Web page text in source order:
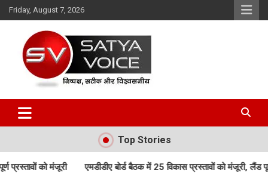
Skip
to
Friday, August 7, 2026
Satya Voice
Top Stories
एमडीडीए बोर्ड बैठक में 25 विकास प्रस्तावों को मंजूरी, लैंड पूलिंग, पर्यटन, होटल,